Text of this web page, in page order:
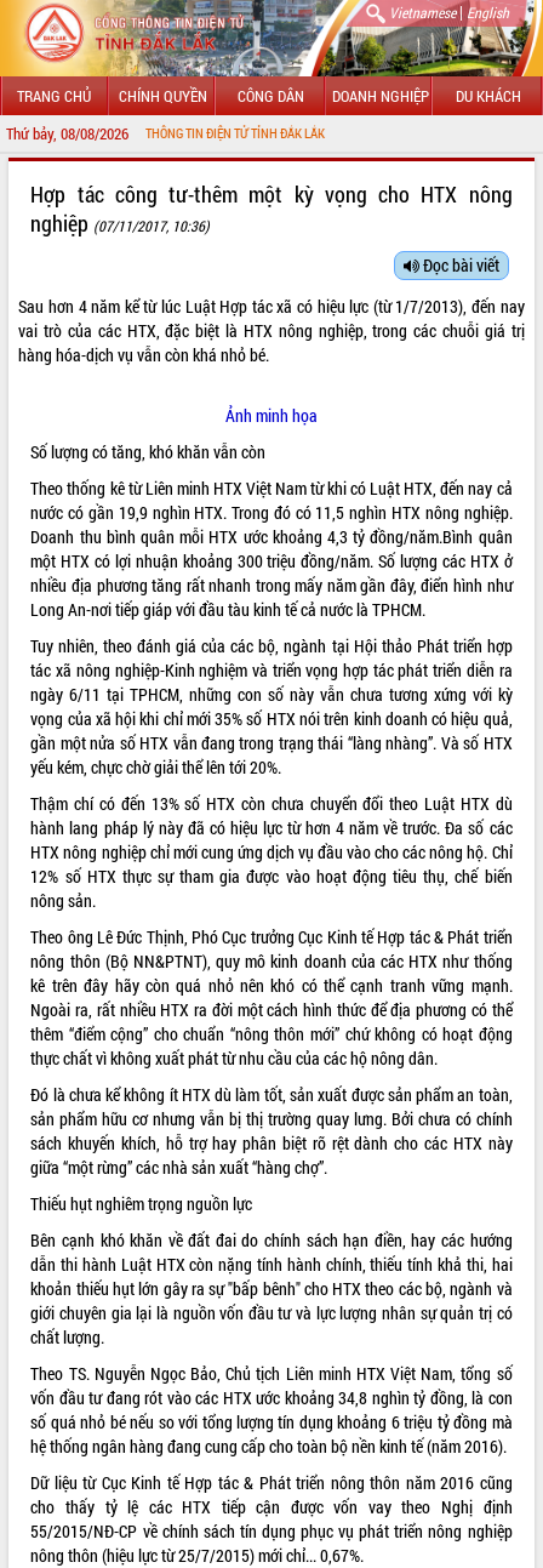
Vietnamese| English
TRANG CHỦ CHÍNH QUYỀN CÔNG DÂN DOANH NGHIỆP DU KHÁCH
Thứ bảy, 08/08/2026
VỚI CỔNG THÔNG TIN ĐIỆN TỬ TỈNH ĐẮK LẮK
LÃNH ĐẠO UBND TỈNH
SỞ, BAN, NGÀNH
HỆ THỐNG VĂN BẢN
VĂN BẢN HĐND TỈNH
ĐIỂM TIN VĂN BẢN
QUY HOẠCH - KẾ HOẠCH
VIDEO
Không có file video nào để phát.
ALBUM ẢNH
LIÊN KẾT WEB
Hợp tác công tư-thêm một kỳ vọng cho HTX nông
nghiệp (07/11/2017, 10:36)
Đọc bài viết
Sau hơn 4 năm kể từ lúc Luật Hợp tác xã có hiệu lực (từ 1/7/2013), đến nay
vai trò của các HTX, đặc biệt là HTX nông nghiệp, trong các chuỗi giá trị
hàng hóa-dịch vụ vẫn còn khá nhỏ bé.
Ảnh minh họa
Số lượng có tăng, khó khăn vẫn còn
Theo thống kê từ Liên minh HTX Việt Nam từ khi có Luật HTX, đến nay cả
nước có gần 19,9 nghìn HTX. Trong đó có 11,5 nghìn HTX nông nghiệp.
Doanh thu bình quân mỗi HTX ước khoảng 4,3 tỷ đồng/năm.Bình quân
một HTX có lợi nhuận khoảng 300 triệu đồng/năm. Số lượng các HTX ở
nhiều địa phương tăng rất nhanh trong mấy năm gần đây, điển hình như
Long An-nơi tiếp giáp với đầu tàu kinh tế cả nước là TPHCM.
Tuy nhiên, theo đánh giá của các bộ, ngành tại Hội thảo Phát triển hợp
tác xã nông nghiệp-Kinh nghiệm và triển vọng hợp tác phát triển diễn ra
ngày 6/11 tại TPHCM, những con số này vẫn chưa tương xứng với kỳ
vọng của xã hội khi chỉ mới 35% số HTX nói trên kinh doanh có hiệu quả,
gần một nửa số HTX vẫn đang trong trạng thái “làng nhàng”. Và số HTX
yếu kém, chực chờ giải thể lên tới 20%.
Thậm chí có đến 13% số HTX còn chưa chuyển đổi theo Luật HTX dù
hành lang pháp lý này đã có hiệu lực từ hơn 4 năm về trước. Đa số các
HTX nông nghiệp chỉ mới cung ứng dịch vụ đầu vào cho các nông hộ. Chỉ
12% số HTX thực sự tham gia được vào hoạt động tiêu thụ, chế biến
nông sản.
Theo ông Lê Đức Thịnh, Phó Cục trưởng Cục Kinh tế Hợp tác & Phát triển
nông thôn (Bộ NN&PTNT), quy mô kinh doanh của các HTX như thống
kê trên đây hãy còn quá nhỏ nên khó có thể cạnh tranh vững mạnh.
Ngoài ra, rất nhiều HTX ra đời một cách hình thức để địa phương có thể
thêm “điểm cộng” cho chuẩn “nông thôn mới” chứ không có hoạt động
thực chất vì không xuất phát từ nhu cầu của các hộ nông dân.
Đó là chưa kể không ít HTX dù làm tốt, sản xuất được sản phẩm an toàn,
sản phẩm hữu cơ nhưng vẫn bị thị trường quay lưng. Bởi chưa có chính
sách khuyến khích, hỗ trợ hay phân biệt rõ rệt dành cho các HTX này
giữa “một rừng” các nhà sản xuất “hàng chợ”.
Thiếu hụt nghiêm trọng nguồn lực
Bên cạnh khó khăn về đất đai do chính sách hạn điền, hay các hướng
dẫn thi hành Luật HTX còn nặng tính hành chính, thiếu tính khả thi, hai
khoản thiếu hụt lớn gây ra sự "bấp bênh" cho HTX theo các bộ, ngành và
giới chuyên gia lại là nguồn vốn đầu tư và lực lượng nhân sự quản trị có
chất lượng.
Theo TS. Nguyễn Ngọc Bảo, Chủ tịch Liên minh HTX Việt Nam, tổng số
vốn đầu tư đang rót vào các HTX ước khoảng 34,8 nghìn tỷ đồng, là con
số quá nhỏ bé nếu so với tổng lượng tín dụng khoảng 6 triệu tỷ đồng mà
hệ thống ngân hàng đang cung cấp cho toàn bộ nền kinh tế (năm 2016).
Dữ liệu từ Cục Kinh tế Hợp tác & Phát triển nông thôn năm 2016 cũng
cho thấy tỷ lệ các HTX tiếp cận được vốn vay theo Nghị định
55/2015/NĐ-CP về chính sách tín dụng phục vụ phát triển nông nghiệp
nông thôn (hiệu lực từ 25/7/2015) mới chỉ... 0,67%.